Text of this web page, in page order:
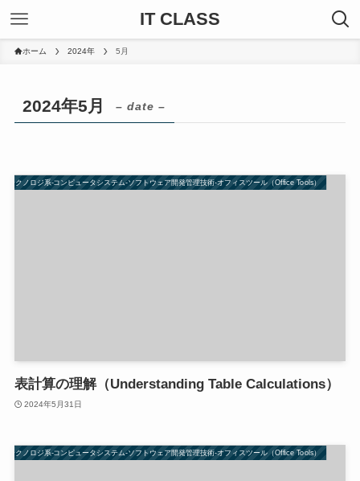
IT CLASS
ホーム 2024年 5月
2024年5月 – date –
テクノロジ系-コンピュータシステム-ソフトウェア開発管理技術-オフィスツール（Office Tools）
表計算の理解（Understanding Table Calculations）
2024年5月31日
テクノロジ系-コンピュータシステム-ソフトウェア開発管理技術-オフィスツール（Office Tools）